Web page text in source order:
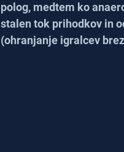
polog, medtem ko
stalen tok prihodkov in
(ohranjanje igralcev